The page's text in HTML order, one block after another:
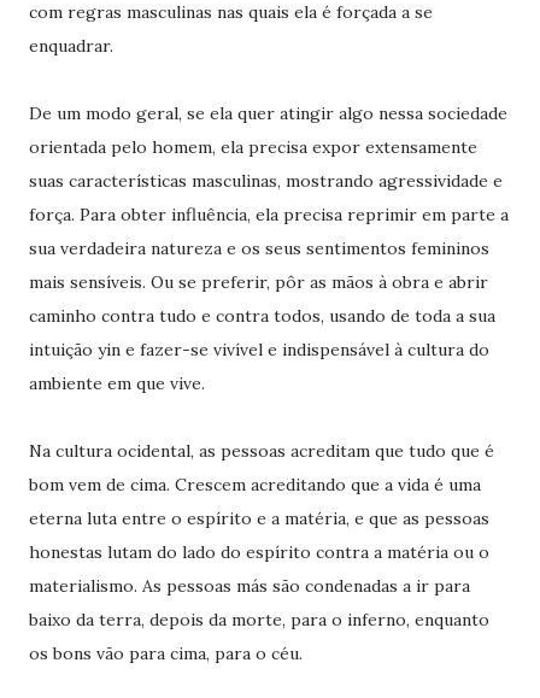
com regras masculinas nas quais ela é forçada a se
enquadrar.
De um modo geral, se ela quer atingir algo nessa sociedade
orientada pelo homem, ela precisa expor extensamente
suas características masculinas, mostrando agressividade e
força. Para obter influência, ela precisa reprimir em parte a
sua verdadeira natureza e os seus sentimentos femininos
mais sensíveis. Ou se preferir, pôr as mãos à obra e abrir
caminho contra tudo e contra todos, usando de toda a sua
intuição yin e fazer-se vivível e indispensável à cultura do
ambiente em que vive.
Na cultura ocidental, as pessoas acreditam que tudo que é
bom vem de cima. Crescem acreditando que a vida é uma
eterna luta entre o espírito e a matéria, e que as pessoas
honestas lutam do lado do espírito contra a matéria ou o
materialismo. As pessoas más são condenadas a ir para
baixo da terra, depois da morte, para o inferno, enquanto
os bons vão para cima, para o céu.